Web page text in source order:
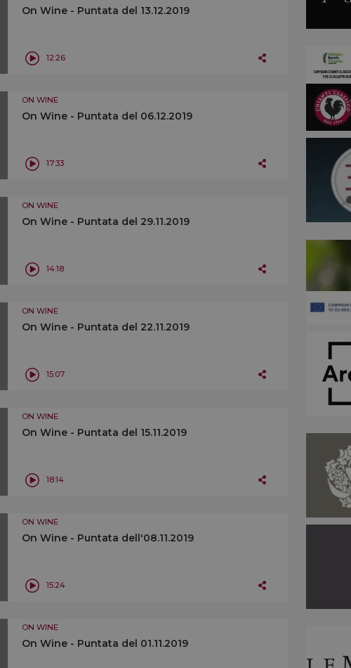
On Wine - Puntata del 13.12.2019
12:26
ON WINE
On Wine - Puntata del 06.12.2019
17:33
ON WINE
On Wine - Puntata del 29.11.2019
14:18
ON WINE
On Wine - Puntata del 22.11.2019
15:07
ON WINE
On Wine - Puntata del 15.11.2019
18:14
ON WINE
On Wine - Puntata dell'08.11.2019
15:24
ON WINE
On Wine - Puntata del 01.11.2019